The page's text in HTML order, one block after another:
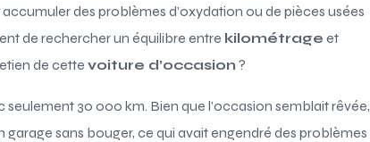
des problèmes d’oxydation ou de pièces usées
de rechercher un équilibre entre kilométrage et
de cette voiture d’occasion ?
30 000 km. Bien que l’occasion semblait rêvée,
garage sans bouger, ce qui avait engendré des problèmes